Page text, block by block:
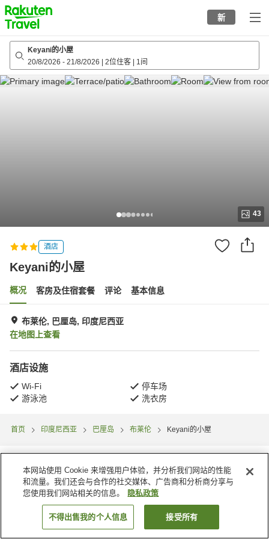
to
top
page
新
Keyani的小屋
20/8/2026 - 21/8/2026 2位住客 1间
43
酒店
Keyani的小屋
概况 客房及住宿套餐 评论 基本信息
布莱伦, 巴厘岛, 印度尼西亚
在地图上查看
酒店设施
Wi-Fi
停车场
游泳池
洗衣房
首页 印度尼西亚 巴厘岛 布莱伦 Keyani的小屋
搜索客房
本网站使用 Cookie 来增强用户体验，并分析我们网站的性能
和流量。我们还会与合作的社交媒体、广告商和分析商分享与
您使用我们网站相关的信息。
隐私政策
不得出售我的个人信息 接受所有